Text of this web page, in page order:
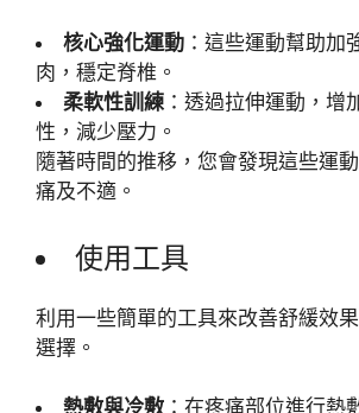
核心強化運動 ：這些運動幫助加
肉，穩定脊椎。
柔軟性訓練 ：透過拉伸運動，增
性，減少壓力。
隨著時間的推移，您會發現這些運
痛及不適。
使用工具
利用一些簡單的工具來改善舒緩效
選擇。
熱敷與冷敷 ：在疼痛部位進行熱